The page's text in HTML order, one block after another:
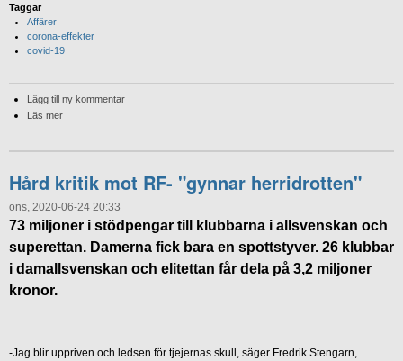
Taggar
Affärer
corona-effekter
covid-19
Lägg till ny kommentar
Läs mer
Hård kritik mot RF- "gynnar herridrotten"
ons, 2020-06-24 20:33
73 miljoner i stödpengar till klubbarna i allsvenskan och
superettan. Damerna fick bara en spottstyver. 26 klubbar
i damallsvenskan och elitettan får dela på 3,2 miljoner
kronor.
-Jag blir uppriven och ledsen för tjejernas skull, säger Fredrik Stengarn,